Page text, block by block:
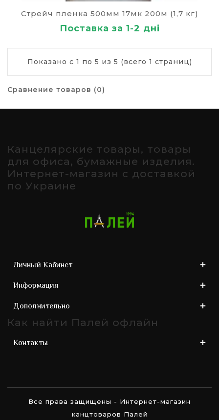
Стрейч пленка 500мм 17мк 200м (1,7 кг)
Поставка за 1-2 дні
Показано с 1 по 5 из 5 (всего 1 страниц)
Сравнение товаров (0)
Канцелярские товары, товары
для офиса, бумажные изделия.
Интернет-магазин с доставкой
по Украине
Личный Кабинет
Информация
Дополнительно
Как найти Палей офлайн
Контакты
Все права защищены - Интернет-магазин
канцтоваров Палей